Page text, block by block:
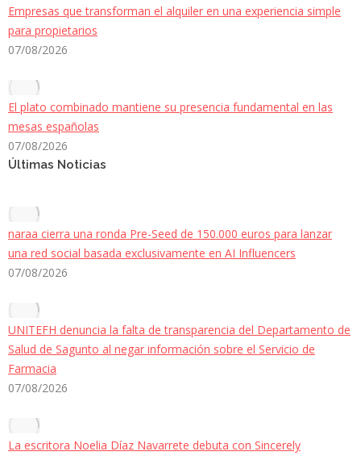
Empresas que transforman el alquiler en una experiencia simple
para propietarios
07/08/2026
El plato combinado mantiene su presencia fundamental en las
mesas españolas
07/08/2026
Últimas Noticias
naraa cierra una ronda Pre-Seed de 150.000 euros para lanzar
una red social basada exclusivamente en AI Influencers
07/08/2026
UNITEFH denuncia la falta de transparencia del Departamento de
Salud de Sagunto al negar información sobre el Servicio de
Farmacia
07/08/2026
La escritora Noelia Díaz Navarrete debuta con Sincerely